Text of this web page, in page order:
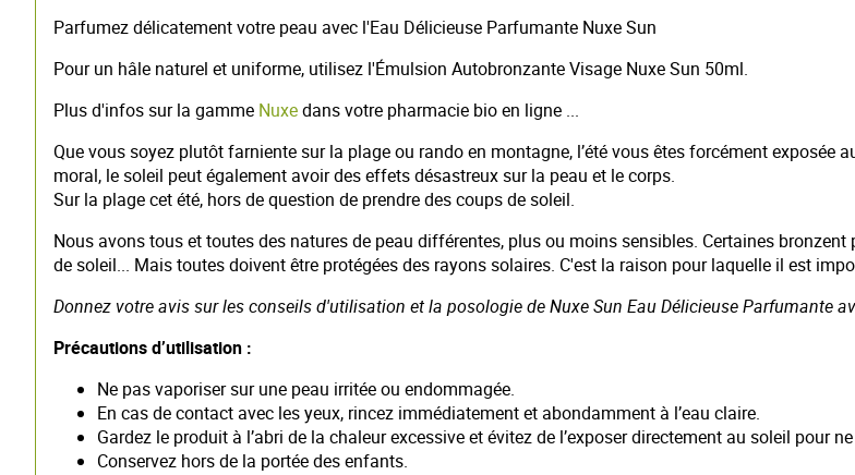
Parfumez délicatement votre peau avec l'Eau Délicieuse Parfumante Nuxe Sun
Pour un hâle naturel et uniforme, utilisez l'Émulsion Autobronzante Visage Nuxe Sun 50ml.
Plus d'infos sur la gamme Nuxedans votre pharmacie bio en ligne ...
Que vous soyez plutôt farniente sur la plage ou rando en montagne, l’été vous êtes forcément exposée
moral, le soleil peut également avoir des effets désastreux sur la peau et le corps.
Sur la plage cet été, hors de question de prendre des coups de soleil.
Nous avons tous et toutes des natures de peau différentes, plus ou moins sensibles. Certaines
de soleil... Mais toutes doivent être protégées des rayons solaires. C'est la raison pour laquelle il est
Donnez votre avis sur les conseils d'utilisation et la posologie de Nuxe Sun Eau Délicieuse Parfumante
Précautions d’utilisation :
Ne pas vaporiser sur une peau irritée ou endommagée.
En cas de contact avec les yeux, rincez immédiatement et abondamment à l’eau claire.
Gardez le produit à l’abri de la chaleur excessive et évitez de l’exposer directement au soleil pour
Conservez hors de la portée des enfants.